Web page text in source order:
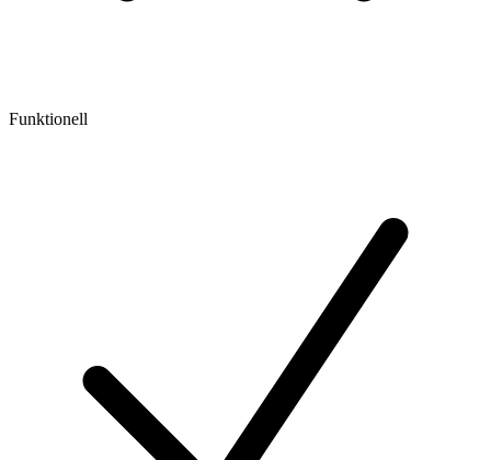
Funktionell